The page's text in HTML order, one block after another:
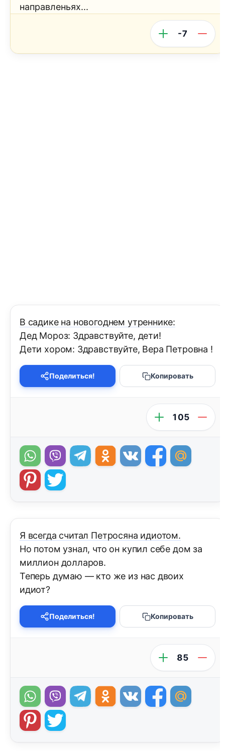
направленьях...
-7
В садике на новогоднем утреннике:
Дед Мороз: Здравствуйте, дети!
Дети хором: Здравствуйте, Вера Петровна !
Поделиться! Копировать
105
Я всегда считал Петросяна идиотом.
Но потом узнал, что он купил себе дом за
миллион долларов.
Теперь думаю — кто же из нас двоих
идиот?
Поделиться! Копировать
85